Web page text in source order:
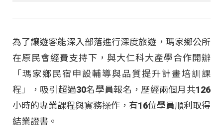
為了讓遊客能深入部落進行深度旅遊，瑪家鄉公所
在原民會經費支持下，與大仁科大產學合作開辦
「瑪家鄉民宿申設輔導與品質提升計畫培訓課
程」，吸引超過30名學員報名，歷經兩個月共126
小時的專業課程與實務操作，有16位學員順利取得
結業證書。